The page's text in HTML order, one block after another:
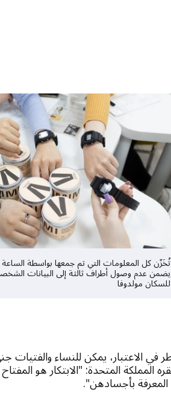
تُخَزّن كل المعلومات التي تم جمعها بواسطة
يضمن عدم وصول أطراف ثالثة إلى البيانات
للسكان مولدوفا
الاعتبار، يمكن للنساء والفتيات
المتحدة: "الابتكار هو المفتاح
المعرفة بأجسادهن".